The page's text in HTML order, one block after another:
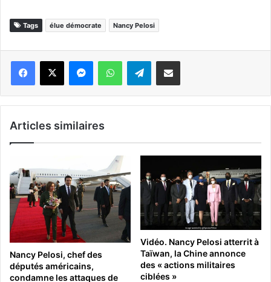
Tags élue démocrate Nancy Pelosi
WhatsApp Telegram
Articles similaires
Nancy Pelosi, chef des
députés américains,
condamne les attaques de
Vidéo. Nancy Pelosi atterrit à
Taïwan, la Chine annonce
des « actions militaires
ciblées »